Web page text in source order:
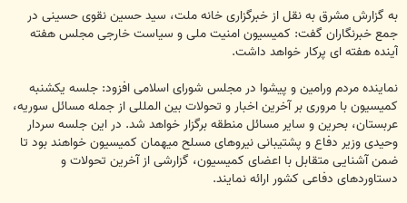
ت
به گزارش مشرق به نقل از خبرگزاری خانه ملت، سید حسین نقوی حسینی در
جمع خبرنگاران گفت: کمیسیون امنیت ملی و سیاست خارجی مجلس هفته
آینده هفته ای پرکار خواهد داشت.
نماینده مردم ورامین و پیشوا در مجلس شورای اسلامی افزود: جلسه یکشنبه
کمیسیون با مروری بر آخرین اخبار و تحولات بین المللی از جمله مسائل سوریه،
عربستان، بحرین و سایر مسائل منطقه برگزار خواهد شد. در این جلسه سردار
وحیدی وزیر دفاع و پشتیبانی نیروهای مسلح میهمان کمیسیون خواهند بود تا
ضمن آشنایی متقابل با اعضای کمیسیون، گزارشی از آخرین تحولات و
دستاوردهای دفاعی کشور ارائه نمایند.